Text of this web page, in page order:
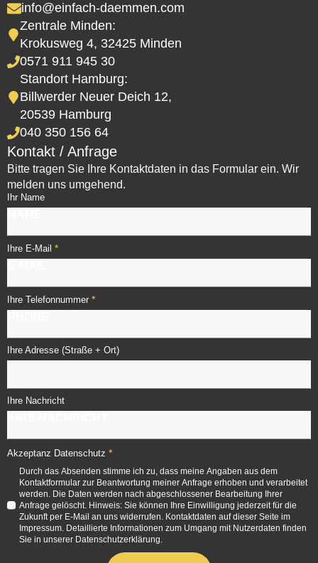
info@einfach-daemmen.com
Zentrale Minden:
Krokusweg 4, 32425 Minden
0571 911 945 30
Standort Hamburg:
Billwerder Neuer Deich 12,
20539 Hamburg
040 350 156 64
Kontakt / Anfrage
Bitte tragen Sie Ihre Kontaktdaten in das Formular ein. Wir
melden uns umgehend.
Ihr Name
Ihre E-Mail *
Ihre Telefonnummer *
Ihre Adresse (Straße + Ort)
Ihre Nachricht
Akzeptanz Datenschutz *
Durch das Absenden stimme ich zu, dass meine Angaben aus dem
Kontaktformular zur Beantwortung meiner Anfrage erhoben und verarbeitet
werden. Die Daten werden nach abgeschlossener Bearbeitung Ihrer
Anfrage gelöscht. Hinweis: Sie können Ihre Einwilligung jederzeit für die
Zukunft per E-Mail an uns widerrufen. Kontaktdaten auf dieser Seite im
Impressum. Detaillierte Informationen zum Umgang mit Nutzerdaten finden
Sie in unserer Datenschutzerklärung.